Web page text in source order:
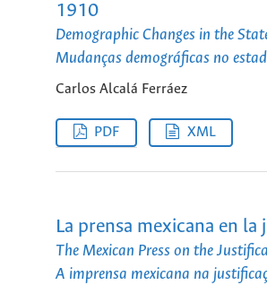
1910
Demographic Changes in the
Mudanças demográficas no
Carlos Alcalá Ferráez
PDF XML
La prensa mexicana en
The Mexican Press on the
A imprensa mexicana na